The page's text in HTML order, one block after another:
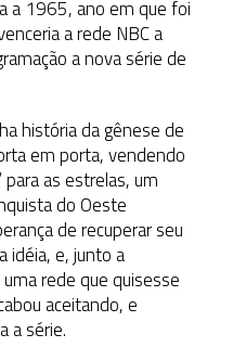
a 1965, ano em que foi
a rede NBC a
a nova série de
história da gênese de
em porta, vendendo
para as estrelas, um
do Oeste
de recuperar seu
idéia, e, junto a
rede que quisesse
aceitando, e
a série.